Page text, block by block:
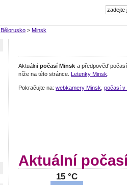
Bělorusko > Minsk
Aktuálnípočasí Minsk a předpověď
níže na této stránce. Letenky Minsk
Pokračujte na: webkamery Minsk počasí v
Aktuální
15 °C